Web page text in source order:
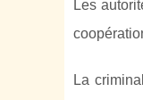
Les
La